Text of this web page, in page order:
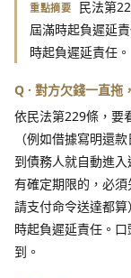
重點摘要
民法第
屆滿時起負遲延
時起負遲延責任。
Q · 對方欠錢一直拖
依民法第229條，要
（例如借據寫明還
到債務人就自動進
有確定期限的，必
請支付命令送達都
時起負遲延責任。
到。